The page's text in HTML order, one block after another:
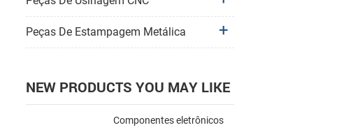
Peças De Estampagem Metálica
NEW PRODUCTS YOU MAY LIKE
Componentes eletrônicos